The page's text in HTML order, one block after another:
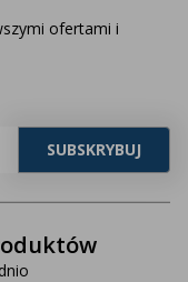
ofertami i